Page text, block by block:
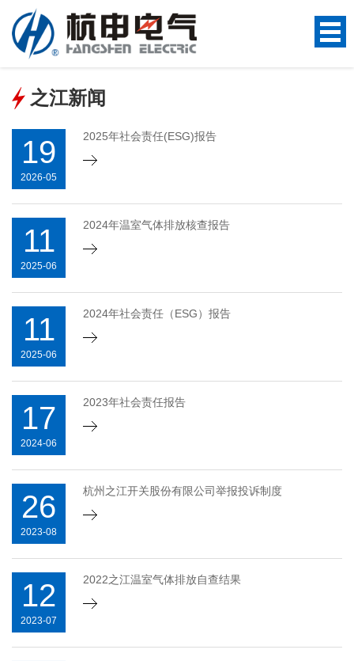
之江新闻
19
2026-05
2025年社会责任(ESG)报告
11
2025-06
2024年温室气体排放核查报告
11
2025-06
2024年社会责任（ESG）报告
17
2024-06
2023年社会责任报告
26
2023-08
杭州之江开关股份有限公司举报投诉制度
12
2023-07
2022之江温室气体排放自查结果